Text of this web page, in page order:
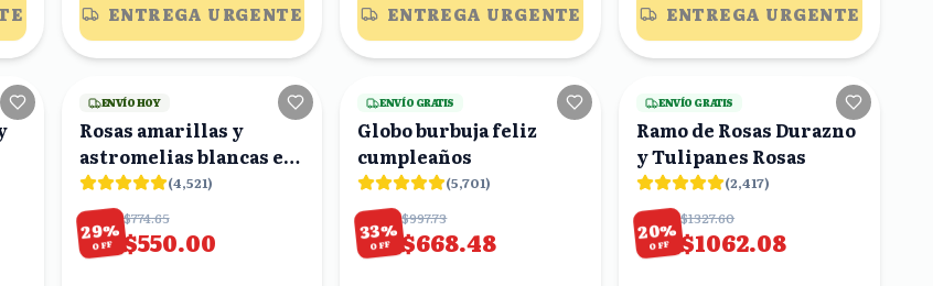
ENTREGA URGENTE ENTREGA URGENTE ENTREGA URGENTE
18viendo
ENVÍO HOY
Rosas amarillas y
astromelias blancas en
ramo
(4,521)
29%
OFF
$774.65
$550.00
23viendo
ENVÍO GRATIS
Globo burbuja feliz
cumpleaños
(5,701)
33%
OFF
$997.73
$668.48
8viendo
ENVÍO GRATIS
Ramo de Rosas Durazno
y Tulipanes Rosas
(2,417)
20%
OFF
$1327.60
$1062.08